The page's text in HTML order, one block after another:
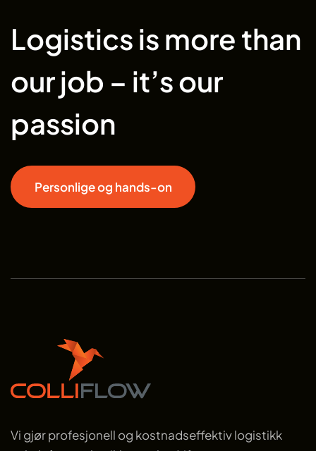
Logistics is more than
our job – it’s our
passion
Personlige og hands-on
Vi gjør profesjonell og kostnadseffektiv logistikk